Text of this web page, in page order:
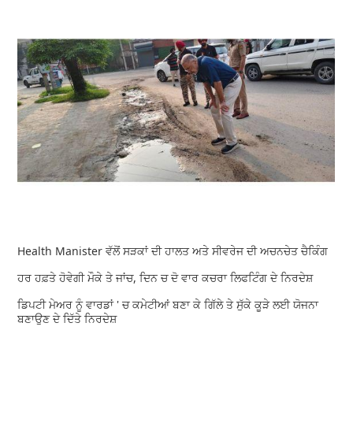
Health Manister ਵੱਲੋਂ ਸੜਕਾਂ ਦੀ ਹਾਲਤ ਅਤੇ ਸੀਵਰੇਜ ਦੀ ਅਚਨਚੇਤ ਚੈਕਿੰਗ
ਹਰ ਹਫ਼ਤੇ ਹੋਵੇਗੀ ਮੌਕੇ ਤੇ ਜਾਂਚ, ਦਿਨ ਚ ਦੋ ਵਾਰ ਕਚਰਾ ਲਿਫਟਿੰਗ ਦੇ ਨਿਰਦੇਸ਼
ਡਿਪਟੀ ਮੇਅਰ ਨੂੰ ਵਾਰਡਾਂ ' ਚ ਕਮੇਟੀਆਂ ਬਣਾ ਕੇ ਗਿੱਲੇ ਤੇ ਸੁੱਕੇ ਕੂੜੇ ਲਈ ਯੋਜਨਾ
ਬਣਾਉਣ ਦੇ ਦਿੱਤੇ ਨਿਰਦੇਸ਼